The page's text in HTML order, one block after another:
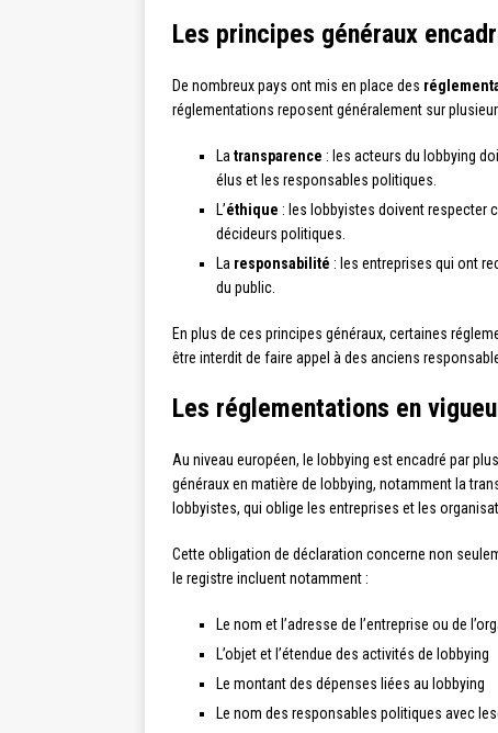
Les principes généraux
De nombreux pays ont mis en place des
réglementations reposent généralement sur
La transparence : les acteurs du lobbying
élus et les responsables politiques.
L’éthique : les lobbyistes doivent respecter
décideurs politiques.
La responsabilité : les entreprises qui ont
du public.
En plus de ces principes généraux, certaines
être interdit de faire appel à des anciens
Les réglementations en
Au niveau européen, le lobbying est encadré par
généraux en matière de lobbying, notamment la
lobbyistes, qui oblige les entreprises et les
Cette obligation de déclaration concerne non
le registre incluent notamment :
Le nom et l’adresse de l’entreprise ou de
L’objet et l’étendue des activités de lobbying
Le montant des dépenses liées au lobbying
Le nom des responsables politiques avec